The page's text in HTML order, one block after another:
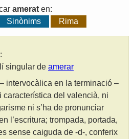
amerat en:
Sinònims Rima
singular de amerar
intervocàlica en la terminació –
característica del valencià, ni
ni s’ha de pronunciar
l’escritura; trompada, portada,
sense caiguda de -d-, conferix